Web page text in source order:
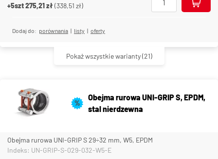
+5szt275,21 zł(338,51 zł)
Dodaj do: porównania | listy | oferty
Pokaż wszystkie warianty(21)
%
Obejma rurowa UNI-GRIP S, EPDM,
stal nierdzewna
Obejma rurowa UNI-GRIP S 29÷32 mm, W5, EPDM
Indeks: UN-GRIP-S-029-032-W5-E